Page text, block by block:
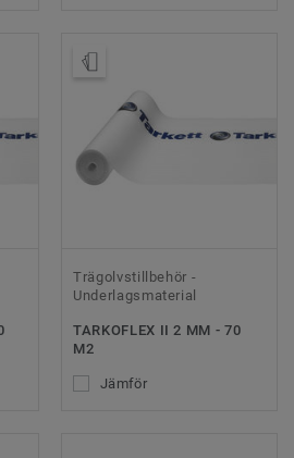
Trägolvstillbehör -
Underlagsmaterial
TARKOFLEX II 2 MM - 70
M2
Jämför